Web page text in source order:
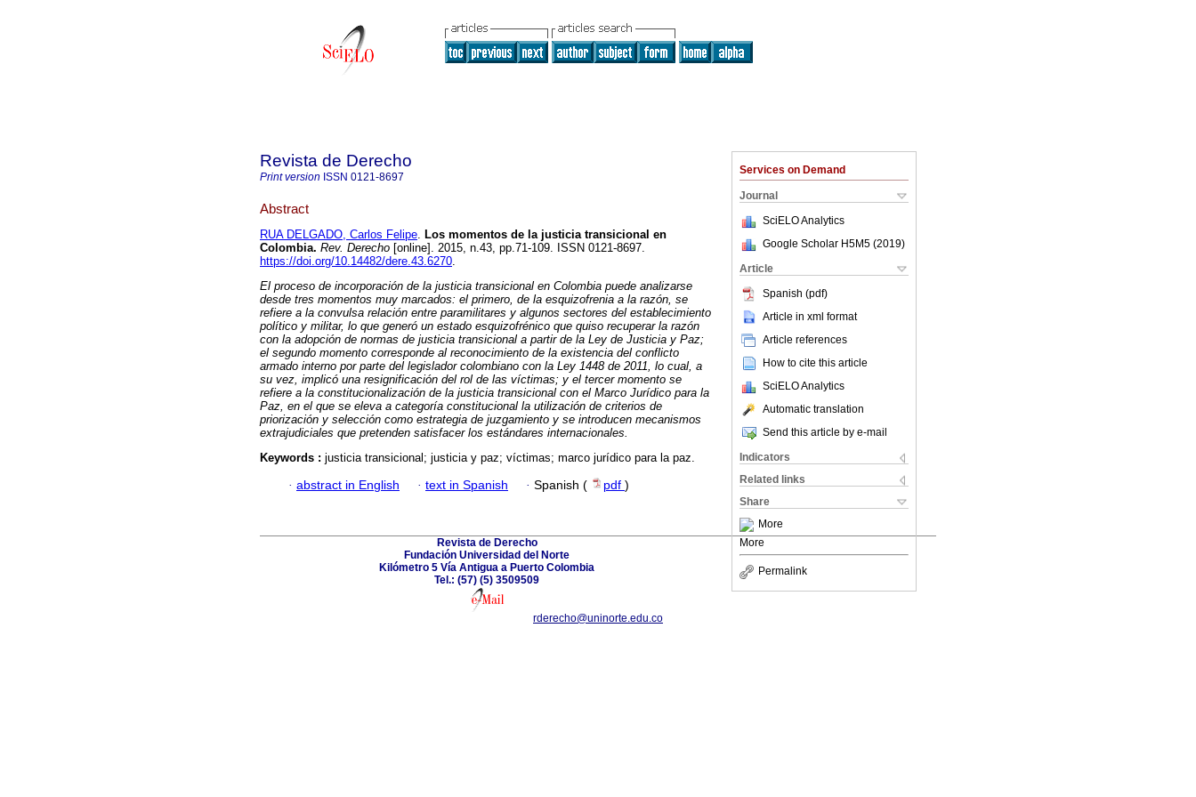
Services on Demand
Journal
SciELO Analytics
Google Scholar H5M5 (2019)
Article
Spanish (pdf)
Article in xml format
Article references
How to cite this article
SciELO Analytics
Automatic translation
Send this article by e-mail
Indicators
Related links
Share
More
More
Permalink
Revista de Derecho
Print version ISSN 0121-8697
Abstract
RUA DELGADO, Carlos Felipe. Los momentos de la justicia transicional en
Colombia. Rev. Derecho [online]. 2015, n.43, pp.71-109. ISSN 0121-8697.
https://doi.org/10.14482/dere.43.6270.
El proceso de incorporación de la justicia transicional en Colombia puede analizarse
desde tres momentos muy marcados: el primero, de la esquizofrenia a la razón, se
refiere a la convulsa relación entre paramilitares y algunos sectores del establecimiento
político y militar, lo que generó un estado esquizofrénico que quiso recuperar la razón
con la adopción de normas de justicia transicional a partir de la Ley de Justicia y Paz;
el segundo momento corresponde al reconocimiento de la existencia del conflicto
armado interno por parte del legislador colombiano con la Ley 1448 de 2011, lo cual, a
su vez, implicó una resignificación del rol de las víctimas; y el tercer momento se
refiere a la constitucionalización de la justicia transicional con el Marco Jurídico para la
Paz, en el que se eleva a categoría constitucional la utilización de criterios de
priorización y selección como estrategia de juzgamiento y se introducen mecanismos
extrajudiciales que pretenden satisfacer los estándares internacionales.
Keywords : justicia transicional; justicia y paz; víctimas; marco jurídico para la paz.
· abstract in English · text in Spanish · Spanish ( pdf )
Revista de Derecho
Fundación Universidad del Norte
Kilómetro 5 Vía Antigua a Puerto Colombia
Tel.: (57) (5) 3509509
rderecho@uninorte.edu.co